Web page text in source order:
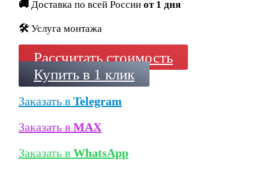
🚚 Доставка по всей России от 1 дня
🛠️ Услуга монтажа
Рассчитать стоимость
Купить в 1 клик
Заказать в Telegram
Заказать в MAX
Заказать в WhatsApp